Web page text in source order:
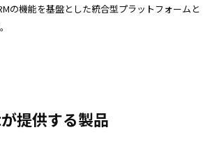
の機能を基盤とした統合型プラットフォームと
提供する製品